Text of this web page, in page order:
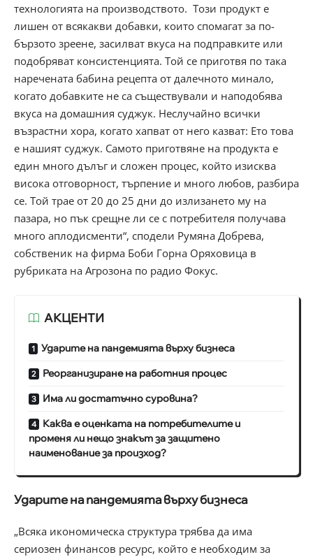
технологията на производството. Този продукт е
лишен от всякакви добавки, които спомагат за по-
бързото зреене, засилват вкуса на подправките или
подобряват консистенцията. Той се приготвя по така
наречената бабина рецепта от далечното минало,
когато добавките не са съществували и наподобява
вкуса на домашния суджук. Неслучайно всички
възрастни хора, когато хапват от него казват: Ето това
е нашият суджук. Самото приготвяне на продукта е
един много дълъг и сложен процес, който изисква
висока отговорност, търпение и много любов, разбира
се. Той трае от 20 до 25 дни до излизането му на
пазара, но пък срещне ли се с потребителя получава
много аплодисменти“, сподели Румяна Добрева,
собственик на фирма Боби Горна Оряховица в
рубриката на Агрозона по радио Фокус.
АКЦЕНТИ
Ударите на пандемията върху бизнеса
Реорганизиране на работния процес
Има ли достатъчно суровина?
Каква е оценката на потребителите и
променя ли нещо знакът за защитено
наименование за произход?
Ударите на пандемията върху бизнеса
„Всяка икономическа структура трябва да има
сериозен финансов ресурс, който е необходим за